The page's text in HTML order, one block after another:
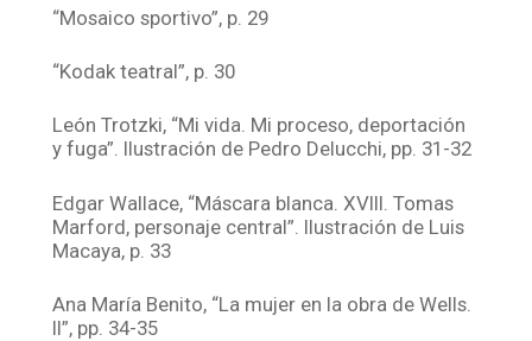
“Mosaico sportivo”, p. 29
“Kodak teatral”, p. 30
León Trotzki, “Mi vida. Mi proceso, deportación
y fuga”. Ilustración de Pedro Delucchi, pp. 31-32
Edgar Wallace, “Máscara blanca. XVIII. Tomas
Marford, personaje central”. Ilustración de Luis
Macaya, p. 33
Ana María Benito, “La mujer en la obra de Wells.
II”, pp. 34-35